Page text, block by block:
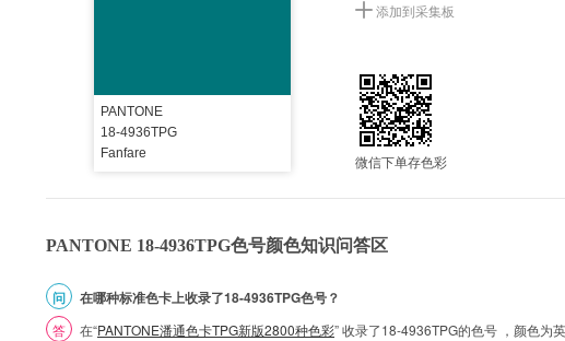
PANTONE
18-4936TPG
Fanfare
添加到采集板
微信下单存色彩
PANTONE 18-4936TPG色号颜色知识问答区
问 在哪种标准色卡上收录了18-4936TPG色号？
答 在“PANTONE潘通色卡TPG新版2800种色彩” 收录了18-4936TPG的色号 ，颜色为